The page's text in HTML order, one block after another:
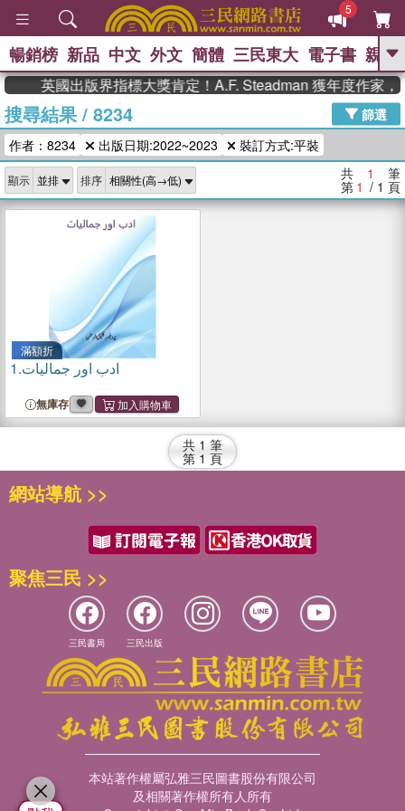
5
GO
The Odyssey 、
父親節 、 如果歷史是一群喵 、 暑期
推薦 、 國際布克獎 臺灣漫遊錄
念華 、 台灣的李登輝時代 、 數學女
孩：黎曼猜想
偉大的迷走神經
暢銷榜 新品 中文 外文 簡體 三民東大 電子書 親子
英國出版界指標大獎肯定！A.F. Steadman 獲年度作家
搜尋結果/ 8234
篩選
作者：8234
出版日期:2022~2023 裝訂方式:平裝
顯示 排序 共 1 筆
第 1 / 1 頁
滿額折
1.ادب اور جمالیات
無庫存
共 1 筆
第 1 頁
網站導航 >>
聚焦三民 >>
三民書局 三民出版
本站著作權屬弘雅三民圖書股份有限公司
及相關著作權所有人所有